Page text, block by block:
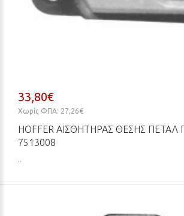
33,80€
Χωρίς ΦΠΑ: 27,26€
HOFFER ΑΙΣΘΗΤΉΡΑΣ ΘΈΣΗΣ ΠΕΤΑΛ
7513008
..